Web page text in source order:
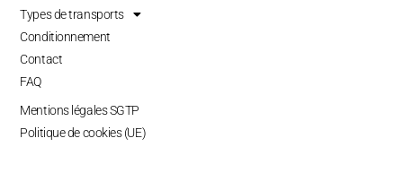
Types de transports
Conditionnement
Contact
FAQ
Mentions légales SGTP
Politique de cookies (UE)